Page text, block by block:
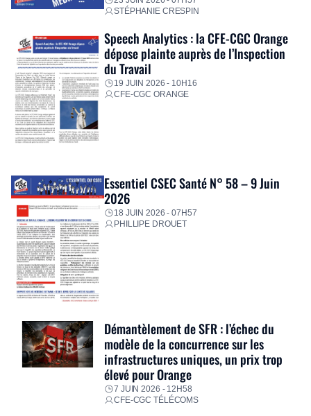
STÉPHANIE CRESPIN
Speech Analytics : la CFE-CGC Orange
dépose plainte auprès de l’Inspection
du Travail
19 JUIN 2026 - 10H16
CFE-CGC ORANGE
Essentiel CSEC Santé N° 58 – 9 Juin
2026
18 JUIN 2026 - 07H57
PHILLIPE DROUET
Démantèlement de SFR : l’échec du
modèle de la concurrence sur les
infrastructures uniques, un prix trop
élevé pour Orange
7 JUIN 2026 - 12H58
CFE-CGC TÉLÉCOMS